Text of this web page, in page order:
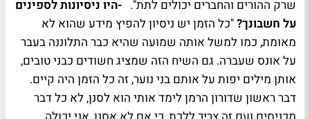
שרק ההורים והחברים יכולים לתת". -היו ניסיונות לספינים
על חשבונך?"כל הזמן יש ניסיון להפיץ מידע שהוא לא
מאומת, כמו למשל אותה שמועה שהיא כבר התלוננה בעבר
על אונס שעברה. גם השיח הזה שמציג חשודים כבני טובים,
אותן מילים יפות על אותם בני נוער, זה כל הזמן היה קיים.
דבר ראשון שדורון הרמן לימד אותי הוא לסנן, לא כל דבר